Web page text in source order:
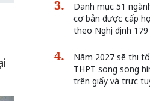
Danh mục 51
cơ bản được cấp
theo Nghị định 179
Năm 2027 sẽ thi
THPT song song
trên giấy và trực